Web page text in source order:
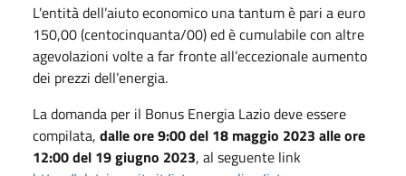
L’entità dell’aiuto economico una tantum è pari a euro
150,00 (centocinquanta/00) ed è cumulabile con altre
agevolazioni volte a far fronte all’eccezionale aumento
dei prezzi dell’energia.
La domanda per il Bonus Energia Lazio deve essere
compilata, dalle ore 9:00 del 18 maggio 2023 alle ore
12:00 del 19 giugno 2023, al seguente link